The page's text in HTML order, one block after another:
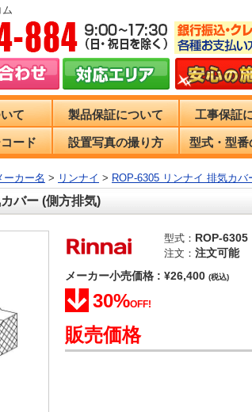
て 製品保証について 工事保証
ード 設置写真の撮り方 型式・型番
ーカー名 > リンナイ > ROP-6305 リンナイ 排気カバ
バー (側方排気)
型式： ROP-6305
注文： 注文可能
メーカー小売価格 : ¥26,400 (税込)
30%OFF!
販売価格